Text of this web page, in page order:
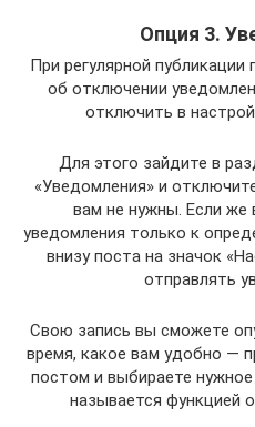
Опция 3.
При регулярной
об отключении
отключить в
Для этого зайдите в
«Уведомления» и
вам не нужны. Если
уведомления только к
внизу поста на значок
отправлять
Свою запись вы сможете
время, какое вам удобно —
постом и выбираете
называется функцией